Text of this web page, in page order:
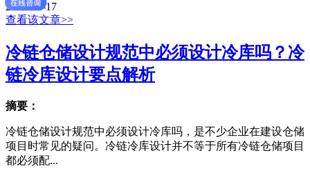
2026-04-17
查看该文章>>
冷链仓储设计规范中必须设计冷库吗？冷
链冷库设计要点解析
摘要：
冷链仓储设计规范中必须设计冷库吗，是不少企业在建设仓储
项目时常见的疑问。冷链冷库设计并不等于所有冷链仓储项目
都必须配...